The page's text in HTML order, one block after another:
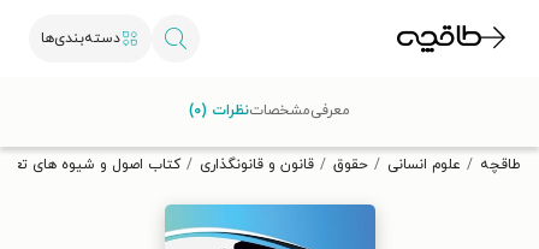
دسته‌بندی‌ها
تخفیف از طاقچه دریافت کن.
طاقچه علوم انسانی حقوق قانون و قانونگذاری کتاب اصول و شیوه ‌های
معرفیمشخصاتنظرات (۰)